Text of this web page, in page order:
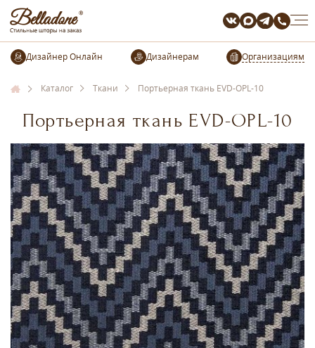
Организациям
Каталог Ткани Портьерная ткань EVD-OPL-10
Портьерная ткань EVD-OPL-10